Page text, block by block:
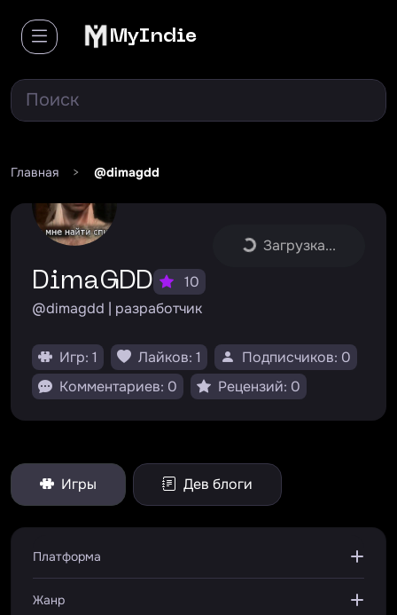
MyIndie
Главная > @dimagdd
Загрузка...
DimaGDD
10
@dimagdd | разработчик
Игр: 1 Лайков: 1
Подписчиков: 0
Комментариев: 0
Рецензий: 0
Игры Дев блоги
Платформа
Жанр